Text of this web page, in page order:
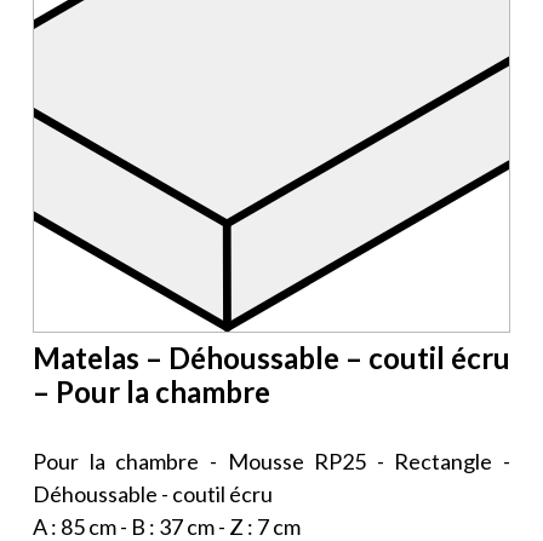
Matelas – Déhoussable – coutil écru
– Pour la chambre
Pour la chambre - Mousse RP25 - Rectangle -
Déhoussable - coutil écru
A : 85 cm - B : 37 cm - Z : 7 cm